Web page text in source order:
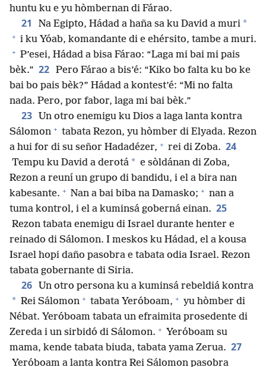
huntu ku e yu hòmbernan di Fárao.
21 Na Egipto, Hádad a haña sa ku David a muri *
+ i ku Yóab, komandante di e ehérsito, tambe a muri.
+ P’esei, Hádad a bisa Fárao: “Laga mi bai mi pais
bèk.” 22 Pero Fárao a bis’é: “Kiko bo falta ku bo ke
bai bo pais bèk?” Hádad a kontest’é: “Mi no falta
nada. Pero, por fabor, laga mi bai bèk.”
23
Un otro enemigu ku Dios a laga lanta kontra
Sálomon + tabata Rezon, yu hòmber di Elyada. Rezon
a hui for di su señor Hadadézer, + rei di Zoba. 24
Tempu ku David a derotá * e sòldánan di Zoba,
Rezon a reuní un grupo di bandidu, i el a bira nan
kabesante. + Nan a bai biba na Damasko; + nan a
tuma kontrol, i el a kuminsá goberná einan. 25
Rezon tabata enemigu di Israel durante henter e
reinado di Sálomon. I meskos ku Hádad, el a kousa
Israel hopi daño pasobra e tabata odia Israel. Rezon
tabata gobernante di Siria.
26 Un otro persona ku a kuminsá rebeldiá kontra
* Rei Sálomon + tabata Yeróboam, + yu hòmber di
Nébat. Yeróboam tabata un efraimita prosedente di
Zereda i un sirbidó di Sálomon. + Yeróboam su
mama, kende tabata biuda, tabata yama Zerua. 27
Yeróboam a lanta kontra Rei Sálomon pasobra